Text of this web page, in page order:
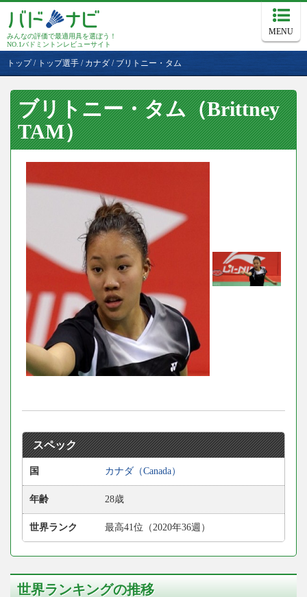
みんなの評価で最適用具を選ぼう！
NO.1バドミントンレビューサイト
MENU
トップ/ トップ選手 / カナダ / ブリトニー・タム
ブリトニー・タム（Brittney
TAM）
スペック
国 カナダ（Canada）
年齢 28歳
世界ランク 最高41位（2020年36週）
世界ランキングの推移